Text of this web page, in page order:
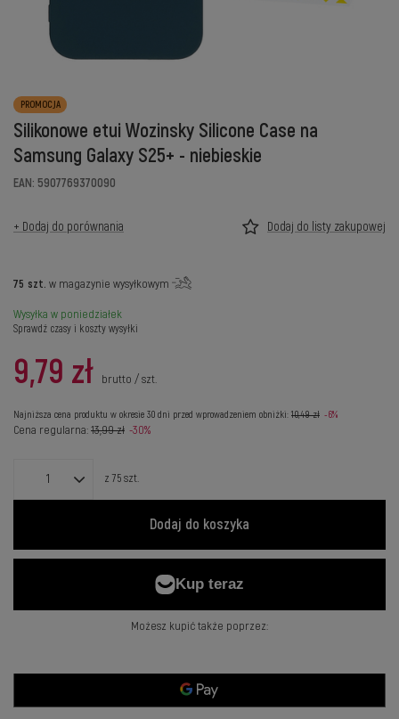
PROMOCJA
Silikonowe etui Wozinsky Silicone Case na
Samsung Galaxy S25+ - niebieskie
EAN: 5907769370090
+ Dodaj do porównania Dodaj do listy zakupowej
75 szt. w magazynie wysyłkowym
Wysyłka w poniedziałek
Sprawdź czasy i koszty wysyłki
9,79 zł brutto /szt.
Najniższa cena produktu w okresie 30 dni przed wprowadzeniem obniżki: 10,49 zł -6%
Cena regularna:13,99 zł -30%
z 75szt.
Dodaj do koszyka
Możesz kupić także poprzez: